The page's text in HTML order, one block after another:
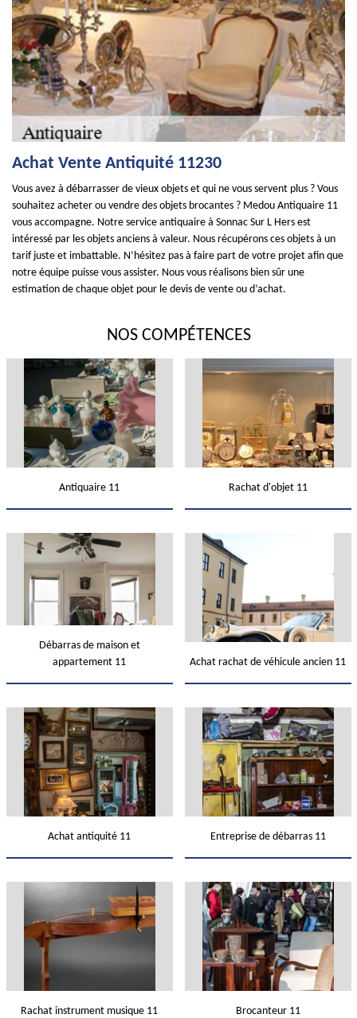
Achat Vente Antiquité 11230
Vous avez à débarrasser de vieux objets et qui ne vous servent plus ? Vous
souhaitez acheter ou vendre des objets brocantes ? Medou Antiquaire 11
vous accompagne. Notre service antiquaire à Sonnac Sur L Hers est
intéressé par les objets anciens à valeur. Nous récupérons ces objets à un
tarif juste et imbattable. N’hésitez pas à faire part de votre projet afin que
notre équipe puisse vous assister. Nous vous réalisons bien sûr une
estimation de chaque objet pour le devis de vente ou d’achat.
NOS COMPÉTENCES
Antiquaire 11 Rachat d'objet 11
Débarras de maison et
appartement 11
Achat rachat de véhicule ancien 11
Achat antiquité 11 Entreprise de débarras 11
Rachat instrument musique 11 Brocanteur 11